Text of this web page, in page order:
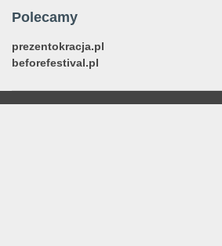
Polecamy
prezentokracja.pl
beforefestival.pl